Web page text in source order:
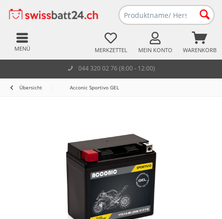
044 320 02 76 (8:00 - 12:00)
WARENKORB
MERKZETTEL MEIN KONTO
MENÜ
Übersicht Acconic Sportivo GEL